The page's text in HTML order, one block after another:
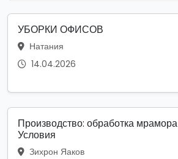
УБОРКИ ОФИСОВ
Натания
14.04.2026
Производство: обработка мрамора
Условия
Зихрон Яаков